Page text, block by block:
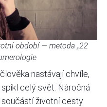
období — metoda „22
nastávají chvíle,
celý svět. Náročná
životní cesty